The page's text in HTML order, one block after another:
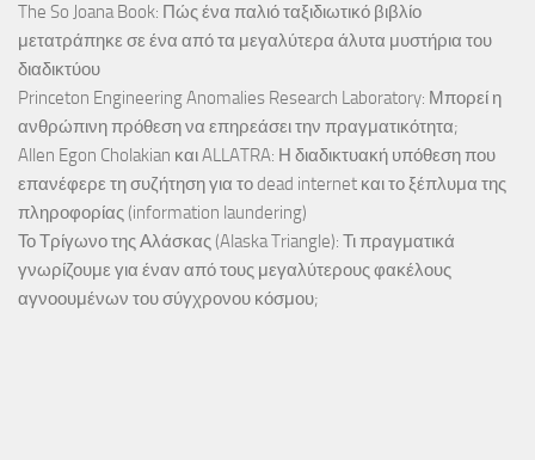
The So Joana Book: Πώς ένα παλιό ταξιδιωτικό βιβλίο
μετατράπηκε σε ένα από τα μεγαλύτερα άλυτα μυστήρια του
διαδικτύου
Princeton Engineering Anomalies Research Laboratory: Μπορεί η
ανθρώπινη πρόθεση να επηρεάσει την πραγματικότητα;
Allen Egon Cholakian και ALLATRA: Η διαδικτυακή υπόθεση που
επανέφερε τη συζήτηση για το dead internet και το ξέπλυμα της
πληροφορίας (information laundering)
Το Τρίγωνο της Αλάσκας (Alaska Triangle): Τι πραγματικά
γνωρίζουμε για έναν από τους μεγαλύτερους φακέλους
αγνοουμένων του σύγχρονου κόσμου;